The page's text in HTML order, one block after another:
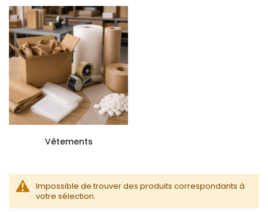
Vêtements
Impossible de trouver des produits correspondants à
votre sélection.